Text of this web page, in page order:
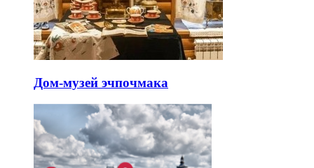
Дом-музей эчпочмака